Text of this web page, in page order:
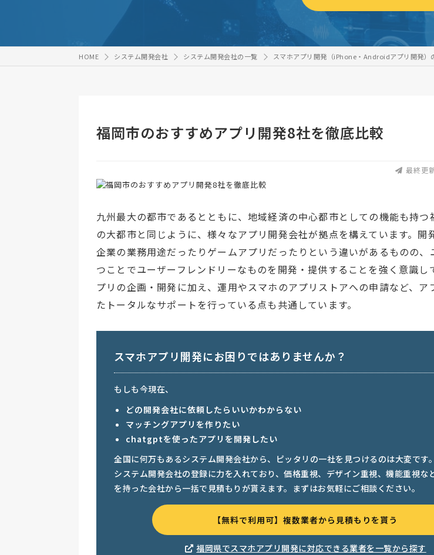
HOME システム開発会社 システム開発会社の一覧 スマホアプリ開発（iPhone・Androidアプリ開発）
福岡市のおすすめアプリ開発8社を徹底比較
最終更
九州最大の都市であるとともに、地域経済の中心都市としての機能も持つ
の大都市と同じように、様々なアプリ開発会社が拠点を構えています。開
企業の業務用途だったりゲームアプリだったりという違いがあるものの、
つことでユーザーフレンドリーなものを開発・提供することを強く意識し
プリの企画・開発に加え、運用やスマホのアプリストアへの申請など、ア
たトータルなサポートを行っている点も共通しています。
スマホアプリ開発にお困りではありませんか？
もしも今現在、
どの開発会社に依頼したらいいかわからない
マッチングアプリを作りたい
chatgptを使ったアプリを開発したい
全国に何万もあるシステム開発会社から、ピッタリの一社を見つけるのは大変です
システム開発会社の登録に力を入れており、価格重視、デザイン重視、機能重視な
を持った会社から一括で見積もりが貰えます。まずはお気軽にご相談ください。
【無料で利用可】複数業者から見積もりを貰う
福岡県でスマホアプリ開発に対応できる業者を一覧から探す